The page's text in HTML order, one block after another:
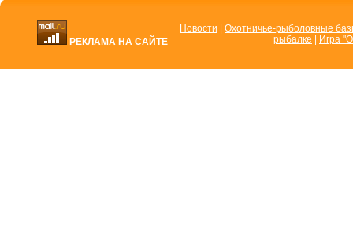
РЕКЛАМА НА САЙТЕ
Новости
Охотничье-рыболовные
рыбалке
Игра